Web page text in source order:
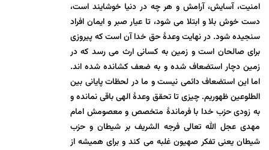
امنیت، آسایش، آرامش و هر چه در دنیا خوشایند است،
دست خوش بلا و ابتلا می شود، تا عیار صبر و ایمان افراد
سنجیده شود. در نهایت وعدۀ حق خدا آن است که پیروزی
برای صالحان است و زمین به کسانی ارث می رسد که در
زمین دچار استضعاف شده و به ضعف کشانده شده اند.
اما این استضعاف دائمی نیست و ما در لحظات پایانی بین
الطلوعین ظهوریم. چیزی تا تحقق وعدۀ الهی باقی نمانده و
به زودی حزب خدا با فرماندۀ متخصص و معصومش امام
مهدی عجل الله تعالی فرجه الشریف بر شیطان و حزب
شیطان یعنی تفکر صهیون غلبه می کند و برای همیشه از